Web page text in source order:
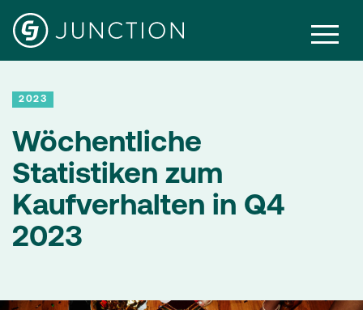
2023
Wöchentliche
Statistiken zum
Kaufverhalten in Q4
2023